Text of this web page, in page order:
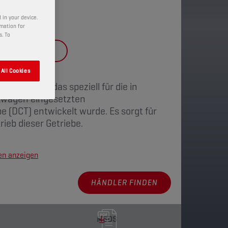
Getriebeöl, das speziell für die in
eingesetzten
(DCT) entwickelt wurde. Es sorgt für
dieser Getriebe.
anzeigen
HÄNDLER FINDEN
MSDS
your device.
for
To
Cookies